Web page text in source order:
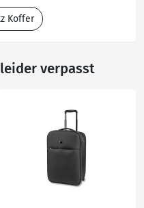
Koffer
verpasst